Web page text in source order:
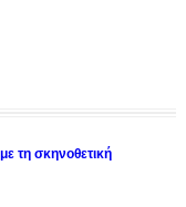
τη σκηνοθετική